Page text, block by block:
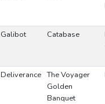
Galibot Catabase
Deliverance The Voyager
Golden
Banquet